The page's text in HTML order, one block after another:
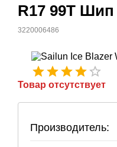
R17 99T Шип
3220006486
Товар отсутствует
Производитель: